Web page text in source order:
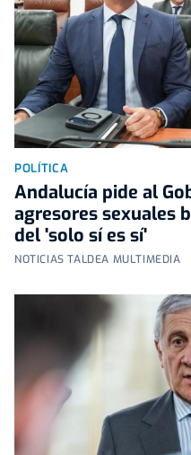
POLÍTICA
Andalucía pide al
agresores sexuales
del 'solo sí es sí'
NOTICIAS TALDEA MULTIMEDIA